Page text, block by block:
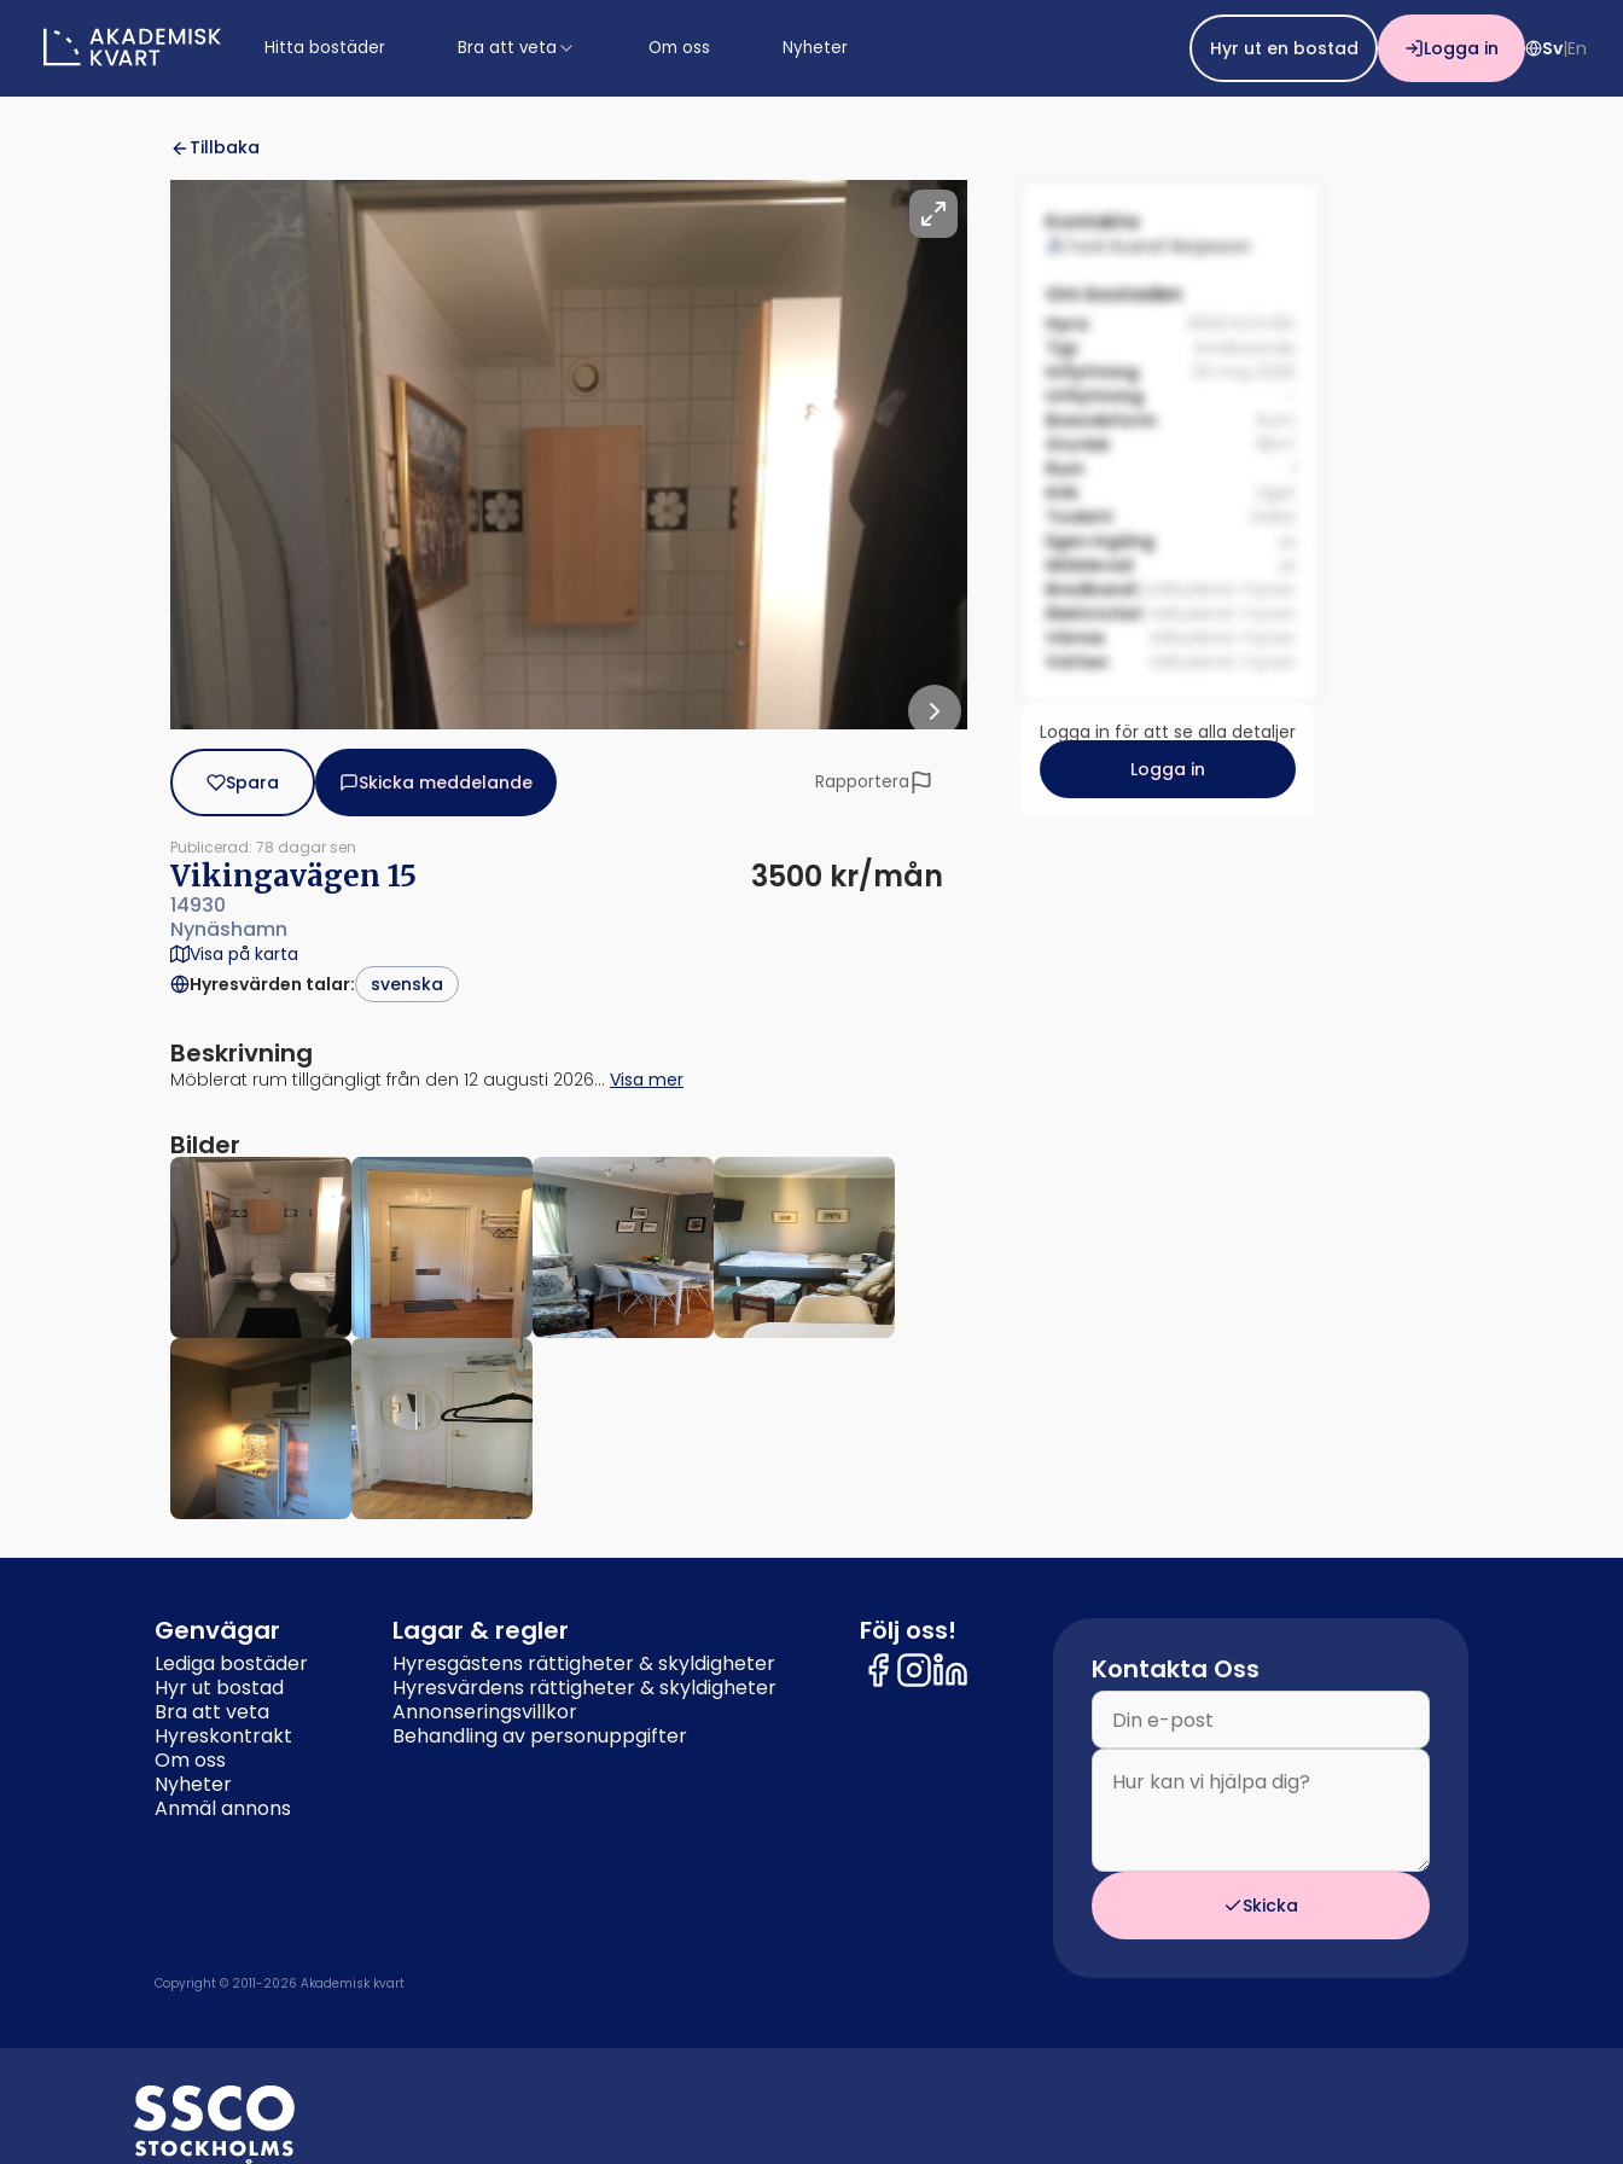
Hitta bostäder Bra att veta Om oss Nyheter Hyr ut en bostad Logga in Sv|En
Tillbaka
Spara Skicka meddelande Rapportera
Publicerad: 78 dagar sen
Vikingavägen 15 3500 kr/mån
14930
Nynäshamn
Visa på karta
Hyresvärden talar: svenska
Beskrivning
Möblerat rum tillgängligt från den 12 augusti 2026… Visa mer
Bilder
Kontakta
Tord Gustaf Börjesson
Om bostaden
Hyra:
Typ
Inflyttning
Utflyttning
Boendeform
Storlek
Rum
Kök
Toalett
Egen ingång
Möblerad
BredbandEj inkluderat i hyran
Elektricitet
Värme
Vatten
Logga in för att se alla detaljer
Logga in
Genvägar
Lediga bostäder
Hyr ut bostad
Bra att veta
Hyreskontrakt
Om oss
Nyheter
Anmäl annons
Lagar & regler
Hyresgästens rättigheter & skyldigheter
Hyresvärdens rättigheter & skyldigheter
Annonseringsvillkor
Behandling av personuppgifter
Följ oss!
Kontakta Oss
Skicka
Copyright © 2011-2026 Akademisk kvart